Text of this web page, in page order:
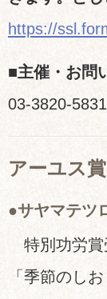
https://
■主催・お問
03-3820-
アーユス
●サヤマテツ
特別功労賞
「季節のし